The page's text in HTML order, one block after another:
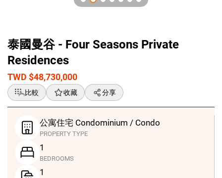
泰國曼谷 - Four Seasons Private
Residences
TWD $48,730,000
比較 收藏 分享
公寓住宅 Condominium / Condo
PROPERTY TYPE
1
BEDROOMS
1